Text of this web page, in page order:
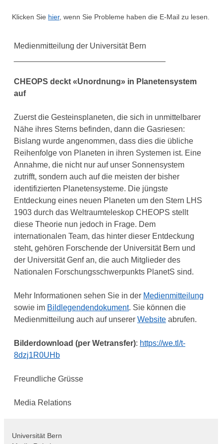
Klicken Sie hier, wenn Sie Probleme haben die E-Mail zu lesen.
Medienmitteilung der Universität Bern
CHEOPS deckt «Unordnung» in Planetensystem
auf
Zuerst die Gesteinsplaneten, die sich in unmittelbarer
Nähe ihres Sterns befinden, dann die Gasriesen:
Bislang wurde angenommen, dass dies die übliche
Reihenfolge von Planeten in ihren Systemen ist. Eine
Annahme, die nicht nur auf unser Sonnensystem
zutrifft, sondern auch auf die meisten der bisher
identifizierten Planetensysteme. Die jüngste
Entdeckung eines neuen Planeten um den Stern LHS
1903 durch das Weltraumteleskop CHEOPS stellt
diese Theorie nun jedoch in Frage. Dem
internationalen Team, das hinter dieser Entdeckung
steht, gehören Forschende der Universität Bern und
der Universität Genf an, die auch Mitglieder des
Nationalen Forschungsschwerpunkts PlanetS sind.
Mehr Informationen sehen Sie in der Medienmitteilung
sowie im Bildlegendendokument. Sie können die
Medienmitteilung auch auf unserer Website abrufen.
Bilderdownload (per Wetransfer): https://we.tl/t-
8dzj1R0UHb
Freundliche Grüsse
Media Relations
Universität Bern